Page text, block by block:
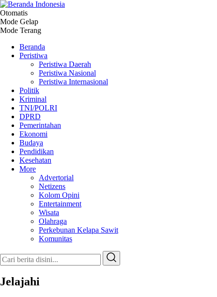
Beranda Indonesia
Independent, Tajam dan Terpercaya
Otomatis
Mode Gelap
Mode Terang
Beranda
Peristiwa
Peristiwa Daerah
Peristiwa Nasional
Peristiwa Internasional
Politik
Kriminal
TNI/POLRI
DPRD
Pemerintahan
Ekonomi
Budaya
Pendidikan
Kesehatan
More
Advertorial
Netizens
Kolom Opini
Entertainment
Wisata
Olahraga
Perkebunan Kelapa Sawit
Komunitas
Jelajahi